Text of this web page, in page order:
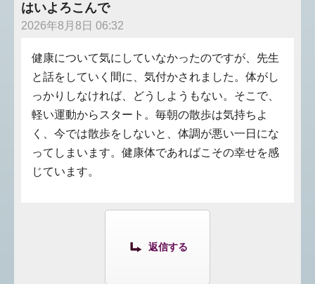
はいよろこんで
2026年8月8日 06:32
健康について気にしていなかったのですが、先生
と話をしていく間に、気付かされました。体がし
っかりしなければ、どうしようもない。そこで、
軽い運動からスタート。毎朝の散歩は気持ちよ
く、今では散歩をしないと、体調が悪い一日にな
ってしまいます。健康体であればこその幸せを感
じています。
返信する